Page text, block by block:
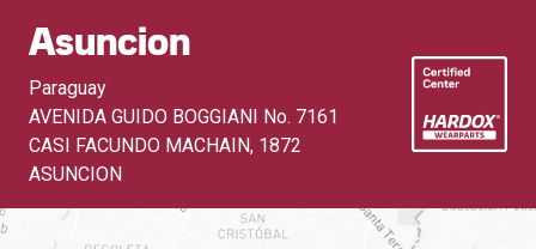
Asuncion
Paraguay
AVENIDA GUIDO BOGGIANI No. 7161
CASI FACUNDO MACHAIN, 1872
ASUNCION